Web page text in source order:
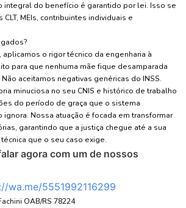
integral do benefício é garantido por lei. Isso se
MEIs, contribuintes individuais e
aplicamos o rigor técnico da engenharia à
para que nenhuma mãe fique desamparada
aceitamos negativas genéricas do INSS.
minuciosa no seu CNIS e histórico de trabalho
do período de graça que o sistema
ignora. Nossa atuação é focada em transformar
garantindo que a justiça chegue até a sua
que o seu caso exige.
agora com um de nossos
wa.me/5551992116299
OAB/RS 78224